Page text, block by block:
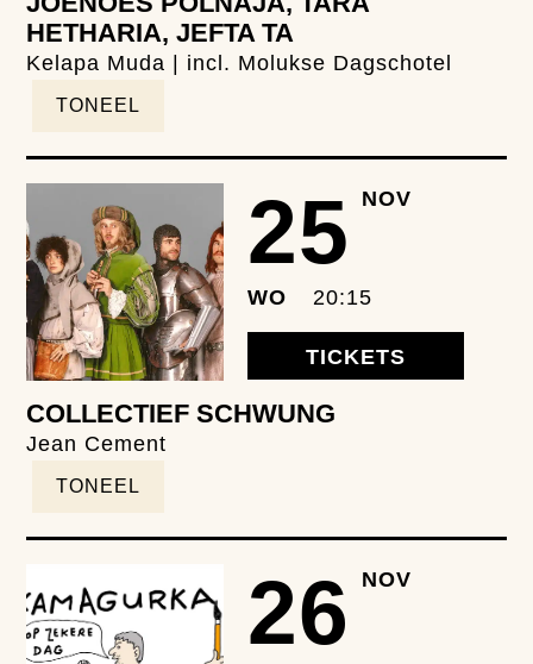
HETHARIA, JEFTA TA
Kelapa Muda | incl. Molukse Dagschotel
TONEEL
25 NOV
WO 20:15
TICKETS
COLLECTIEF SCHWUNG
Jean Cement
TONEEL
26 NOV